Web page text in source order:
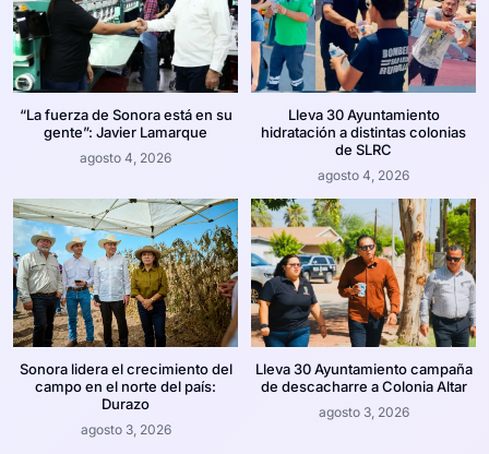
“La fuerza de Sonora está en su
gente”: Javier Lamarque
agosto 4, 2026
Lleva 30 Ayuntamiento
hidratación a distintas colonias
de SLRC
agosto 4, 2026
Sonora lidera el crecimiento del
campo en el norte del país:
Durazo
agosto 3, 2026
Lleva 30 Ayuntamiento campaña
de descacharre a Colonia Altar
agosto 3, 2026